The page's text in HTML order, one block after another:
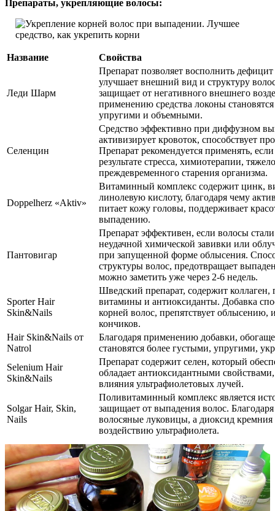
Препараты, укрепляющие волосы:
Название Свойства
Леди Шарм
Препарат позволяет восполнить
улучшает внешний вид и структуру
защищает от негативного внешнего
применению средства локоны
упругими и объемными.
Селенцин
Средство эффективно при диффузном
активизирует кровоток, способствует
Препарат рекомендуется применять,
результате стресса, химиотерапии,
преждевременного старения организма.
Doppelherz «Aktiv»
Витаминный комплекс содержит цинк,
линолевую кислоту, благодаря чему
питает кожу головы, поддерживает
выпадению.
Пантовигар
Препарат эффективен, если волосы
неудачной химической завивки или
при запущенной форме облысения.
структуры волос, предотвращает
можно заметить уже через 2-6 недель.
Sporter Hair
Skin&Nails
Шведский препарат, содержит коллаген,
витамины и антиоксиданты. Добавка
корней волос, препятствует облысению,
кончиков.
Hair Skin&Nails от
Natrol
Благодаря применению добавки,
становятся более густыми, упругими,
Selenium Hair
Skin&Nails
Препарат содержит селен, который
обладает антиоксидантными
влияния ультрафиолетовых лучей.
Solgar Hair, Skin,
Nails
Поливитаминный комплекс является
защищает от выпадения волос.
волосяные луковицы, а диоксид кремния
воздействию ультрафиолета.